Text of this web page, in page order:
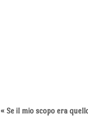
« Se il mio scopo era